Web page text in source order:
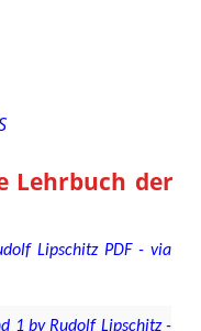
Lehrbuch der
Lipschitz PDF - via
1 by Rudolf Lipschitz -